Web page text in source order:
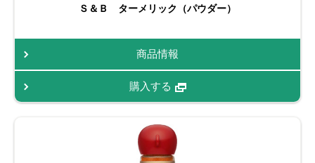
Ｓ＆Ｂ ターメリック（パウダー）
商品情報
購入する